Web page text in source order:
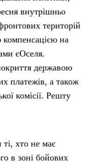
внутрішньо
територій
на
єОселя.
державою
платежів, а також
комісії. Решту
хто не має
в зоні бойових